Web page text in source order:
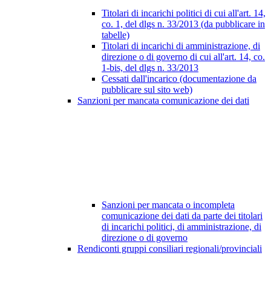
Titolari di incarichi politici di cui all'art. 14,
co. 1, del dlgs n. 33/2013 (da pubblicare in
tabelle)
Titolari di incarichi di amministrazione, di
direzione o di governo di cui all'art. 14, co.
1-bis, del dlgs n. 33/2013
Cessati dall'incarico (documentazione da
pubblicare sul sito web)
Sanzioni per mancata comunicazione dei dati
Sanzioni per mancata o incompleta
comunicazione dei dati da parte dei titolari
di incarichi politici, di amministrazione, di
direzione o di governo
Rendiconti gruppi consiliari regionali/provinciali